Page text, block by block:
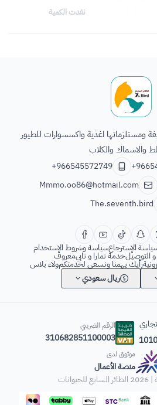
نفدت الكمية
ومستلزماتها اغذية واكسسوارات للطيور
والاسماك والكلاب
+966545572749
Mmmo.oo86@hotmail.com
The.seventh.bird
الإسترجاعسياسة وشروط الإستخدام
التوصيلخدمة تمارا و تابيمعروف
رأيك يهمنا ونسعى لخدمتكمولاء بلاس
ريال سعودي
الرقم الضريبي
310682851100003
موثوق لدى
منصة الأعمال
الطائر السابع للحيوانات